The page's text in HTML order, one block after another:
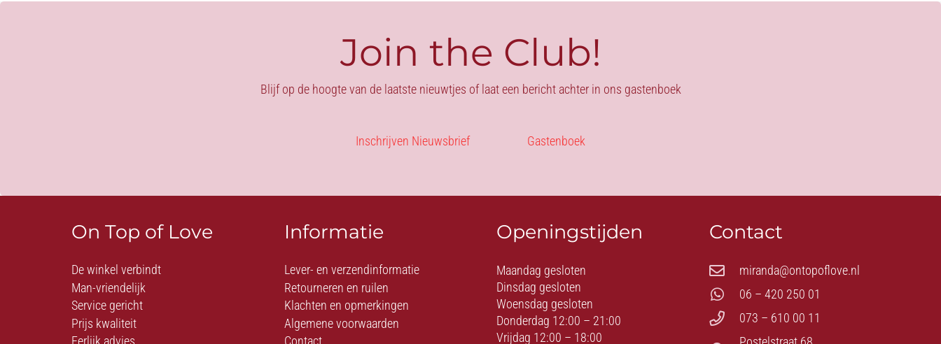
Join the Club!
Blijf op de hoogte van de laatste nieuwtjes of laat een bericht achter in ons gastenboek
Inschrijven Nieuwsbrief Gastenboek
On Top of Love
De winkel verbindt
Man-vriendelijk
Service gericht
Prijs kwaliteit
Informatie
Lever- en verzendinformatie
Retourneren en ruilen
Klachten en opmerkingen
Algemene voorwaarden
Openingstijden
Maandag gesloten
Dinsdag gesloten
Woensdag gesloten
Donderdag 12:00 – 21:00
Vrijdag 12:00 – 18:00
Contact
miranda@ontopoflove.nl
06 – 420 250 01
073 – 610 00 11